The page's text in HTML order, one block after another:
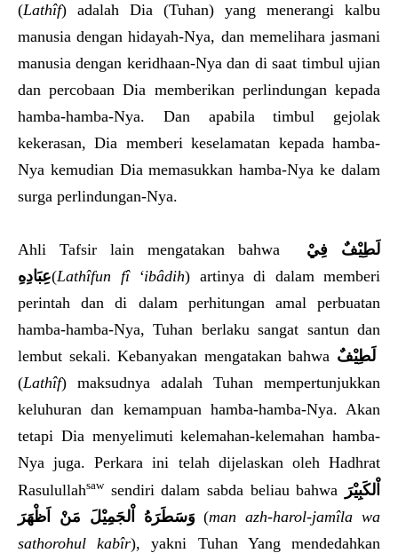
(Lathîf) adalah Dia (Tuhan) yang menerangi kalbu
manusia dengan hidayah-Nya, dan memelihara jasmani
manusia dengan keridhaan-Nya dan di saat timbul ujian
dan percobaan Dia memberikan perlindungan kepada
hamba-hamba-Nya. Dan apabila timbul gejolak
kekerasan, Dia memberi keselamatan kepada hamba-
Nya kemudian Dia memasukkan hamba-Nya ke dalam
surga perlindungan-Nya.
Ahli Tafsir lain mengatakan bahwa
عِبَادِهِ(Lathîfun fî ‘ibâdih) artinya di dalam memberi
perintah dan di dalam perhitungan amal perbuatan
hamba-hamba-Nya, Tuhan berlaku sangat santun dan
lembut sekali. Kebanyakan mengatakan bahwa لَطِيْفٌ
(Lathîf) maksudnya adalah Tuhan mempertunjukkan
keluhuran dan kemampuan hamba-hamba-Nya. Akan
tetapi Dia menyelimuti kelemahan-kelemahan hamba-
Nya juga. Perkara ini telah dijelaskan oleh Hadhrat
Rasulullahsawsendiri dalam sabda beliau bahwa اْلكَبِيْرَ
وَسَطَرَهُ
اْلجَمِيْلَ مَنْ اَظْهَرَ (man azh-harol-jamîla wa
sathorohul kabîr), yakni Tuhan Yang mendedahkan